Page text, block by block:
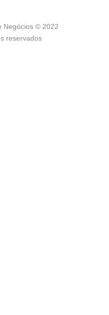
Negócios © 2022
reservados